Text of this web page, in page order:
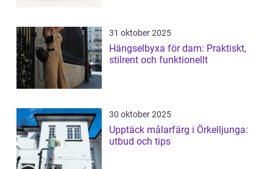
31 oktober 2025
Hängselbyxa för dam: Praktiskt,
stilrent och funktionellt
30 oktober 2025
Upptäck målarfärg i Örkelljunga:
utbud och tips